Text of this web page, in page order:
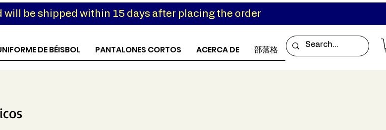
be shipped within 15 days after placing the order
DE BÉISBOL PANTALONES CORTOS ACERCA DE 部落格